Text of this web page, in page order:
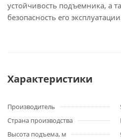
устойчивость подъемника, а
безопасность его
Характеристики
Производитель
Страна производства
Высота подъема, м